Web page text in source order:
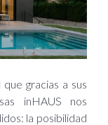
gracias a sus
inHAUS nos
la posibilidad